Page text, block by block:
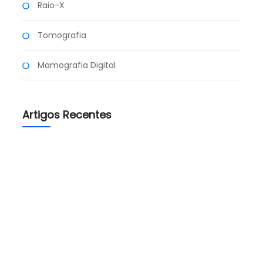
Raio-X
Tomografia
Mamografia Digital
Artigos Recentes